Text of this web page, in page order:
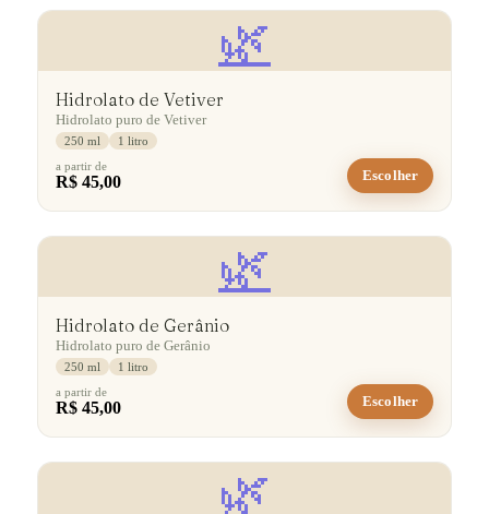
🌿
Hidrolato de Vetiver
Hidrolato puro de Vetiver
250 ml
1 litro
a partir de
R$ 45,00 Escolher
🌿
Hidrolato de Gerânio
Hidrolato puro de Gerânio
250 ml
1 litro
a partir de
R$ 45,00 Escolher
🌿